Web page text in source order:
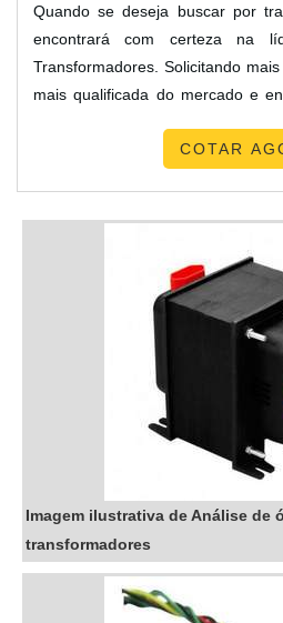
Quando se deseja buscar por
encontrará com certeza na
Transformadores. Solicitando
mais qualificada do mercado e
TRANSFORMADORESCOTAR
Imagem ilustrativa de Análise de
transformadores